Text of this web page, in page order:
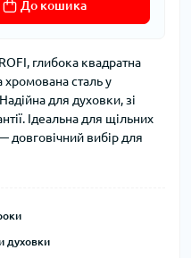
До кошика
глибока квадратна
сталь у
для духовки, зі
Ідеальна для щільних
довговічний вибір для
духовки